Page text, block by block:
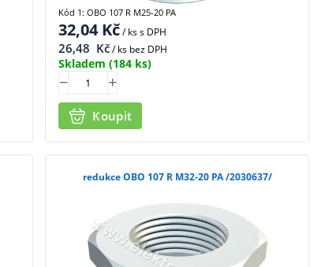
32,04Kč/ kss DPH
26,48 Kč/ ks bez DPH
Skladem (184 ks)
Koupit
Kód 1: OBO 107 R M25-20 PA
redukce OBO 107 R M32-20 PA /2030637/